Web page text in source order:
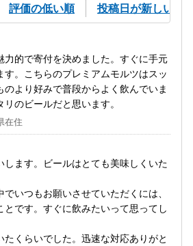
評価の低い順 投稿日が新しい順
力的で寄付を決めました。すぐに手元
す。こちらのプレミアムモルツはスッ
のより好みで普段からよく飲んでいま
のビールだと思います。
在住
します。ビールはとても美味しくいた
いつもお願いさせていただくには、
とです。すぐに飲みたいって思ってし
たくらいでした。迅速な対応ありがと